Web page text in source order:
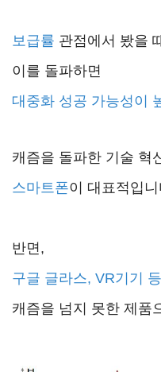
보급률 관점에서 봤을
이를 돌파하면
대중화 성공 가능성이
캐즘을 돌파한 기술 혁
스마트폰이 대표적입니
반면,
구글 글라스, VR기기 등
캐즘을 넘지 못한 제품